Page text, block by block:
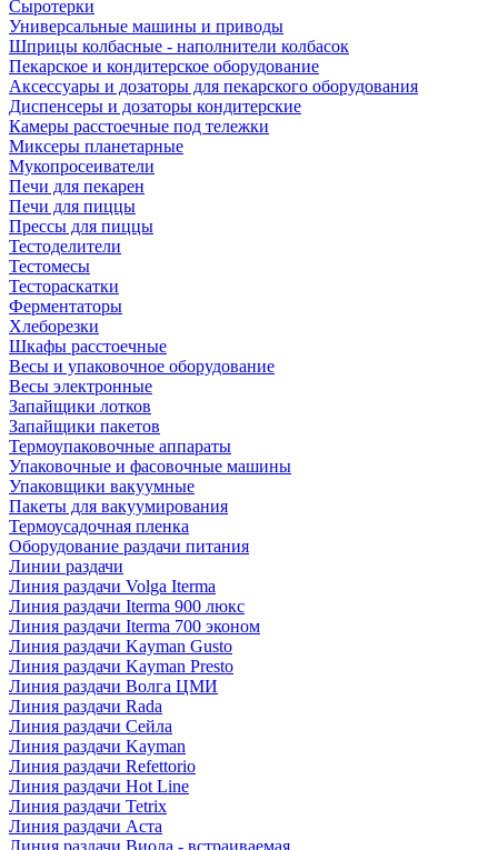
Сыротерки
Универсальные машины и приводы
Шприцы колбасные - наполнители колбасок
Пекарское и кондитерское оборудование
Аксессуары и дозаторы для пекарского оборудования
Диспенсеры и дозаторы кондитерские
Камеры расстоечные под тележки
Миксеры планетарные
Мукопросеиватели
Печи для пекарен
Печи для пиццы
Прессы для пиццы
Тестоделители
Тестомесы
Тестораскатки
Ферментаторы
Хлеборезки
Шкафы расстоечные
Весы и упаковочное оборудование
Весы электронные
Запайщики лотков
Запайщики пакетов
Термоупаковочные аппараты
Упаковочные и фасовочные машины
Упаковщики вакуумные
Пакеты для вакуумирования
Термоусадочная пленка
Оборудование раздачи питания
Линии раздачи
Линия раздачи Volga Iterma
Линия раздачи Iterma 900 люкс
Линия раздачи Iterma 700 эконом
Линия раздачи Kayman Gusto
Линия раздачи Kayman Presto
Линия раздачи Волга ЦМИ
Линия раздачи Rada
Линия раздачи Сейла
Линия раздачи Kayman
Линия раздачи Refettorio
Линия раздачи Hot Line
Линия раздачи Tetrix
Линия раздачи Аста
Линия раздачи Виола - встраиваемая